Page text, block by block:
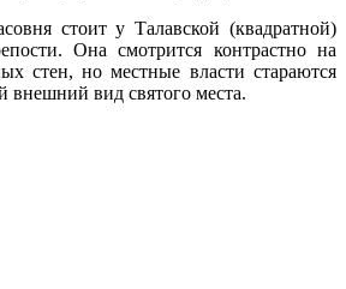
стоит у Талавской (квадратной)
Она смотрится контрастно на
стен, но местные власти стараются
внешний вид святого места.